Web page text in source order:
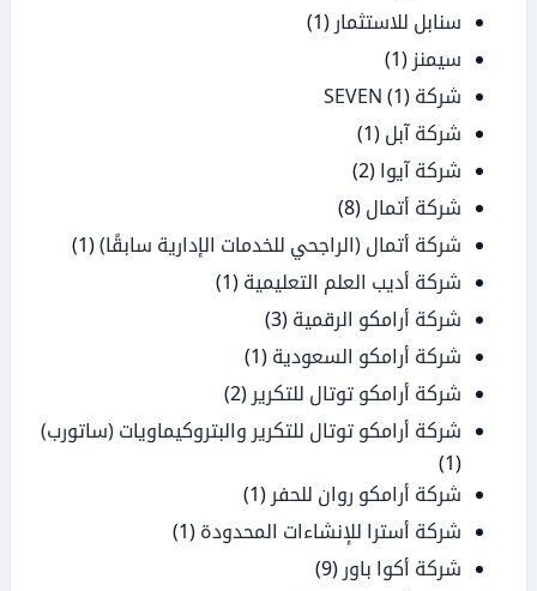
سنابل للاستثمار (1)
سيمنز (1)
شركة SEVEN (1)
شركة آبل (1)
شركة آيوا (2)
شركة أتمال (8)
شركة أتمال (الراجحي للخدمات الإدارية سابقًا)(1)
شركة أديب العلم التعليمية (1)
شركة أرامكو الرقمية (3)
شركة أرامكو السعودية (1)
شركة أرامكو توتال للتكرير (2)
شركة أرامكو توتال للتكرير والبتروكيماويات (ساتورب)
(1)
شركة أرامكو روان للحفر (1)
شركة أسترا للإنشاءات المحدودة (1)
شركة أكوا باور (9)